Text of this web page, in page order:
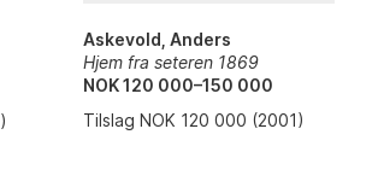
Askevold, Anders
Hjem fra seteren 1869
NOK 120 000–150 000
Tilslag NOK 120 000 (2001)